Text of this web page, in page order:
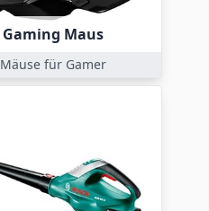
Gaming Maus
Mäuse für Gamer